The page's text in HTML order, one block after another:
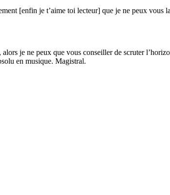
[enfin je t’aime toi lecteur] que je ne peux vous
je ne peux que vous conseiller de scruter
en musique. Magistral.